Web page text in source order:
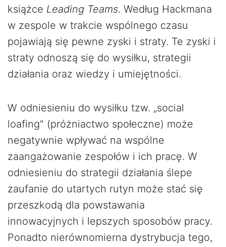
książce Leading Teams. Według Hackmana
w zespole w trakcie wspólnego czasu
pojawiają się pewne zyski i straty. Te zyski i
straty odnoszą się do wysiłku, strategii
działania oraz wiedzy i umiejętności.
W odniesieniu do wysiłku tzw. „social
loafing" (próżniactwo społeczne) może
negatywnie wpływać na wspólne
zaangażowanie zespołów i ich pracę. W
odniesieniu do strategii działania ślepe
zaufanie do utartych rutyn może stać się
przeszkodą dla powstawania
innowacyjnych i lepszych sposobów pracy.
Ponadto nierównomierna dystrybucja tego,